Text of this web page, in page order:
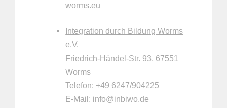
worms.eu
Integration durch Bildung Worms
e.V.
Friedrich-Händel-Str. 93, 67551
Worms
Telefon: +49 6247/904225
E-Mail: info@inbiwo.de